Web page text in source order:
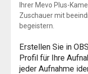
Ihrer Mevo Plus-
Zuschauer mit
begeistern.
Erstellen Sie in
Profil für Ihre
jeder Aufnahme